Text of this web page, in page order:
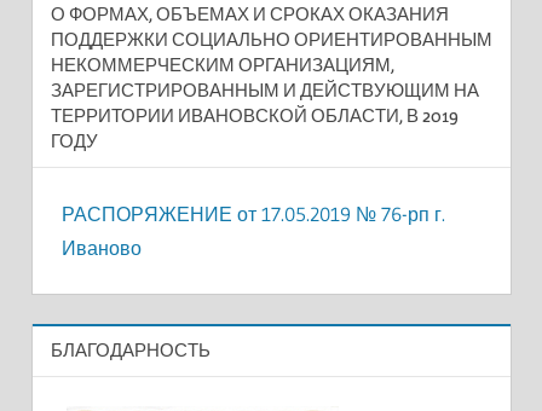
О ФОРМАХ, ОБЪЕМАХ И СРОКАХ ОКАЗАНИЯ
ПОДДЕРЖКИ СОЦИАЛЬНО ОРИЕНТИРОВАННЫМ
НЕКОММЕРЧЕСКИМ ОРГАНИЗАЦИЯМ,
ЗАРЕГИСТРИРОВАННЫМ И ДЕЙСТВУЮЩИМ НА
ТЕРРИТОРИИ ИВАНОВСКОЙ ОБЛАСТИ, В 2019
ГОДУ
РАСПОРЯЖЕНИЕ от 17.05.2019 № 76-рп г.
Иваново
БЛАГОДАРНОСТЬ